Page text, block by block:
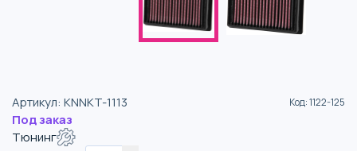
Артикул: KNNKT-1113 Код:1122-125
Под заказ
Тюнинг